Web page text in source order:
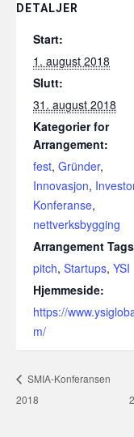
DETALJER
Start:
1. august 2018
Slutt:
31. august 2018
Kategorier for
Arrangement:
fest, Gründer,
Innovasjon,
Konferanse,
nettverksbygging
Arrangement
pitch, Startups, YSI
Hjemmeside:
https://
m/
SMIA-Konferansen
2018